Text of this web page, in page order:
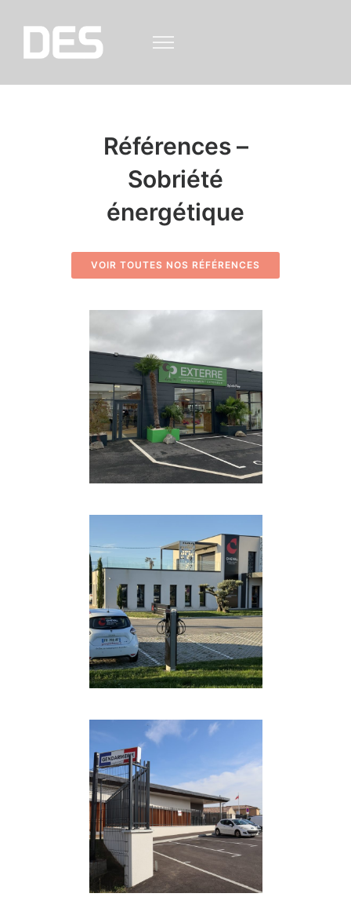
Références –
Sobriété
énergétique
VOIR TOUTES NOS RÉFÉRENCES
COMPÉTENCES·COURANT
FAIBLE·COURANT FORT·
GÉNIE CLIMATIQUE·
TOUTES·TOUTES LES
COMPÉTENCES·COURANT
FAIBLE·COURANT FORT·
ELECTRO-MOBILITÉ·
TOUTES·TOUTES LES
RÉFÉRENCES
COURANT FORT
SOBRIÉTÉ
ÉNERGÉTIQUE